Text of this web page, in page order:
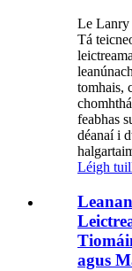
Le Lanry
Tá
tomhais,
feabhas
déanaí i
Léigh
agus